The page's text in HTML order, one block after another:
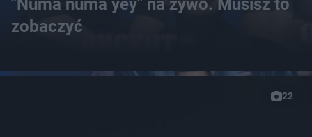
"Numa numa yey" na żywo. Musisz to
zobaczyć
22